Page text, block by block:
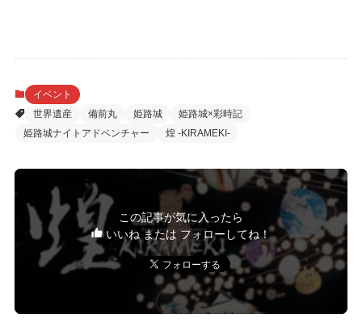
イベント
世界遺産
備前丸 姫路城
姫路城×彩時記
姫路城ナイトアドベンチャー
煌 -KIRAMEKI-
この記事が気に入ったら
いいね または フォローしてね！